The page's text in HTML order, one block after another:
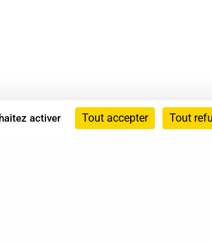
activer Tout accepter Tout